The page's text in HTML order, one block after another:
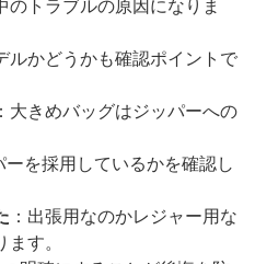
トラブルの原因になりま
ルかどうかも確認ポイントで
：大きめバッグはジッパーへの
を採用しているかを確認し
：出張用なのかレジャー用な
す。